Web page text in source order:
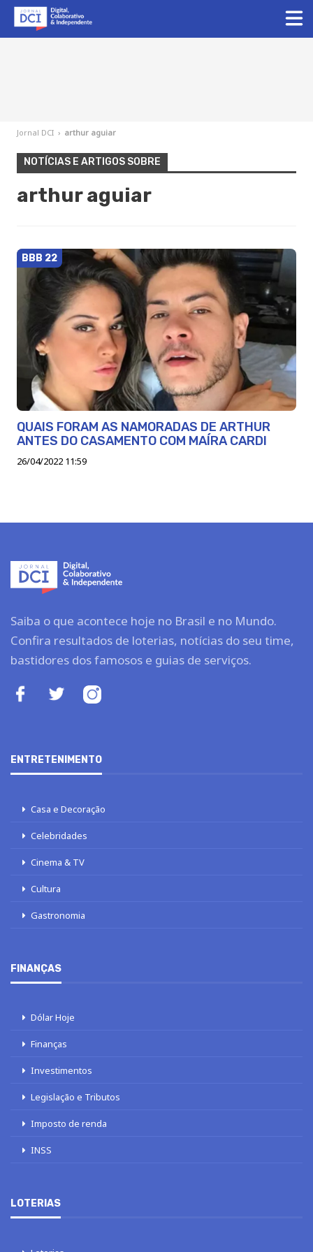
Jornal DCI › arthur aguiar
NOTÍCIAS E ARTIGOS SOBRE
arthur aguiar
BBB 22
QUAIS FORAM AS NAMORADAS DE ARTHUR
ANTES DO CASAMENTO COM MAÍRA CARDI
26/04/2022 11:59
Saiba o que acontece hoje no Brasil e no Mundo.
Confira resultados de loterias, notícias do seu time,
bastidores dos famosos e guias de serviços.
ENTRETENIMENTO
Casa e Decoração
Celebridades
Cinema & TV
Cultura
Gastronomia
FINANÇAS
Dólar Hoje
Finanças
Investimentos
Legislação e Tributos
Imposto de renda
INSS
LOTERIAS